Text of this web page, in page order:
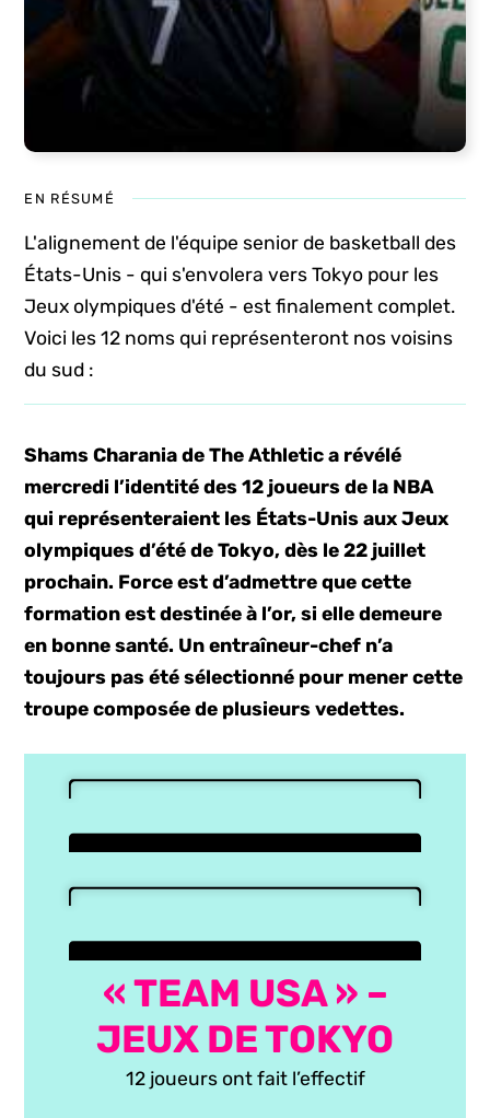
EN RÉSUMÉ
L'alignement de l'équipe senior de basketball des
États-Unis - qui s'envolera vers Tokyo pour les
Jeux olympiques d'été - est finalement complet.
Voici les 12 noms qui représenteront nos voisins
du sud :
Shams Charania de The Athletic a révélé
mercredi l’identité des 12 joueurs de la NBA
qui représenteraient les États-Unis aux Jeux
olympiques d’été de Tokyo, dès le 22 juillet
prochain. Force est d’admettre que cette
formation est destinée à l’or, si elle demeure
en bonne santé. Un entraîneur-chef n’a
toujours pas été sélectionné pour mener cette
troupe composée de plusieurs vedettes.
« TEAM USA » –
JEUX DE TOKYO
12 joueurs ont fait l’effectif